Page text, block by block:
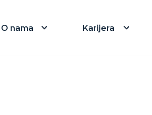
O nama Karijera